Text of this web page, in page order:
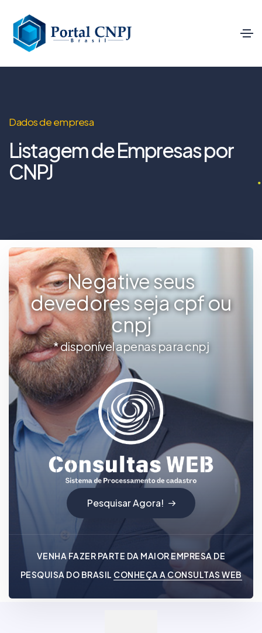
Dados de empresa
Listagem de Empresas por
CNPJ
Negative seus
devedores seja cpf ou
cnpj
* disponível apenas para cnpj
Pesquisar Agora!
VENHA FAZER PARTE DA MAIOR EMPRESA DE
PESQUISA DO BRASIL CONHEÇA A CONSULTAS WEB